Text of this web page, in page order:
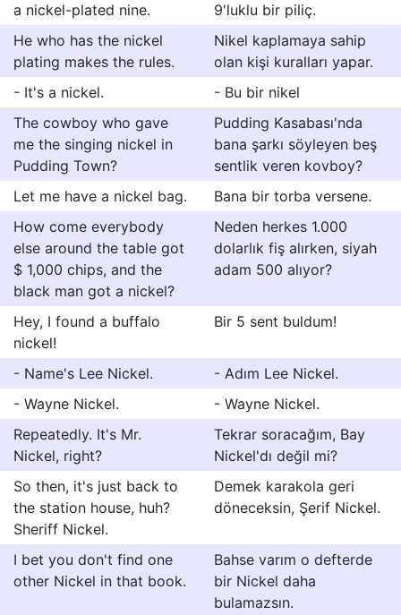
a nickel-plated nine.
9'luklu bir piliç.
He who has the nickel
plating makes the rules.
Nikel kaplamaya sahip
olan kişi kuralları yapar.
- It's a nickel.
- Bu bir nikel
The cowboy who gave
me the singing nickel in
Pudding Town?
Pudding Kasabası'nda
bana şarkı söyleyen beş
sentlik veren kovboy?
Let me have a nickel bag.
Bana bir torba versene.
How come everybody
else around the table got
$ 1,000 chips, and the
black man got a nickel?
Neden herkes 1.000
dolarlık fiş alırken, siyah
adam 500 alıyor?
Hey, I found a buffalo
nickel!
Bir 5 sent buldum!
- Name's Lee Nickel.
- Adım Lee Nickel.
- Wayne Nickel.
- Wayne Nickel.
Repeatedly. It's Mr.
Nickel, right?
Tekrar soracağım, Bay
Nickel'dı değil mi?
So then, it's just back to
the station house, huh?
Sheriff Nickel.
Demek karakola geri
döneceksin, Şerif Nickel.
I bet you don't find one
other Nickel in that book.
Bahse varım o defterde
bir Nickel daha
bulamazsın.